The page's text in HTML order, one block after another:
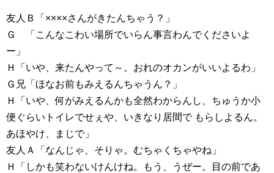
友人Ｂ「××××さんがきたんちゃう？」
Ｇ 「こんなこわい場所でいらん事言わんでくださいよ
ー」
Ｈ「いや、来たんやって～。おれのオカンがいいよるわ」
Ｇ兄「ほなお前もみえるんちゃうん？」
Ｈ「いや、何がみえるんかも全然わからんし、ちゅうか小
便ぐらいトイレでせぇや、いきなり居間で もらしよるん。
あほやけ、まじで」
友人Ａ「なんじゃ、そりゃ。むちゃくちゃやね」
Ｈ「しかも笑わないけんけね。もう、うぜー。目の前であ